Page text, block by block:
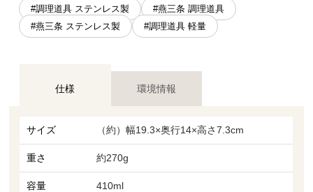
#調理道具 ステンレス製
#燕三条 調理道具
#燕三条 ステンレス製
#調理道具 軽量
仕様 環境情報
サイズ （約）幅19.3×奥行14×高さ7.3cm
重さ 約270g
容量 410ml